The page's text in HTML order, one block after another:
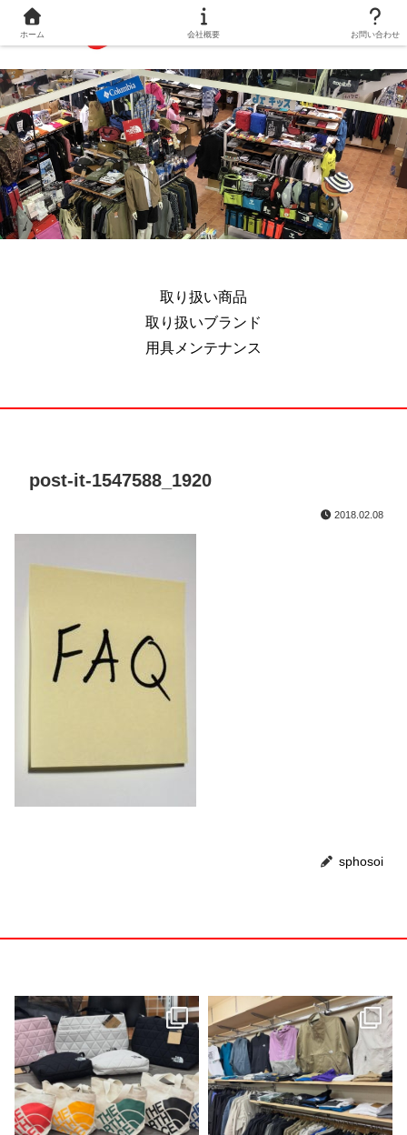
取り扱い商品
取り扱いブランド
用具メンテナンス
post-it-1547588_1920
2018.02.08
sphosoi
ホーム 会社概要 お問い合わせ